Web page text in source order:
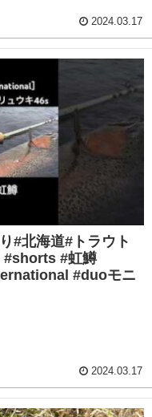
2024.03.17
#北海道#トラウト
#shorts #虹鱒
#duoモニ
2024.03.17